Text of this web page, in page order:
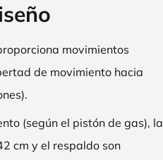
movimientos
de movimiento hacia
(según el pistón de gas), la
cm y el respaldo son